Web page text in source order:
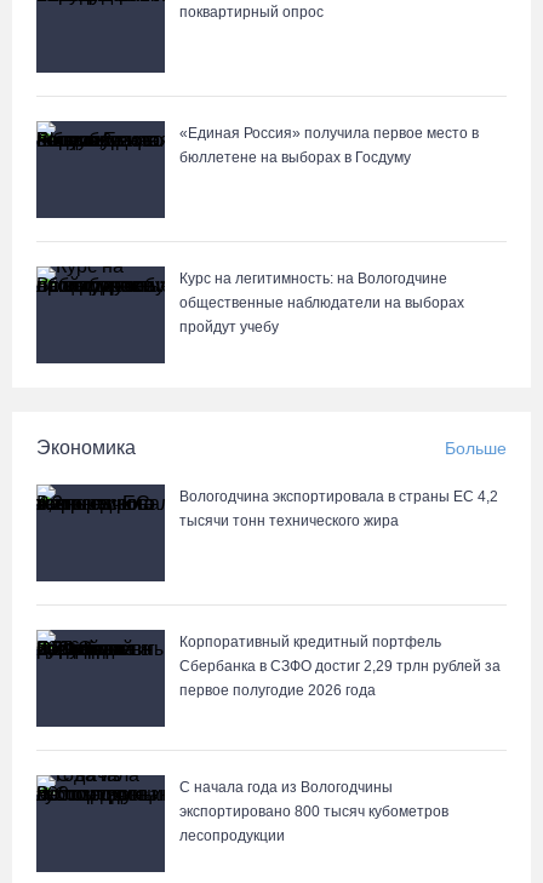
поквартирный опрос
«Единая Россия» получила первое место в
бюллетене на выборах в Госдуму
Курс на легитимность: на Вологодчине
общественные наблюдатели на выборах
пройдут учебу
Экономика Больше
Вологодчина экспортировала в страны ЕС 4,2
тысячи тонн технического жира
Корпоративный кредитный портфель
Сбербанка в СЗФО достиг 2,29 трлн рублей за
первое полугодие 2026 года
С начала года из Вологодчины
экспортировано 800 тысяч кубометров
лесопродукции